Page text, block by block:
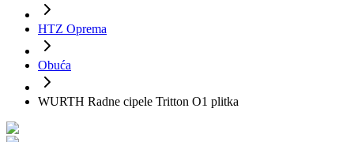
HTZ Oprema
Obuća
WURTH Radne cipele Tritton O1 plitka